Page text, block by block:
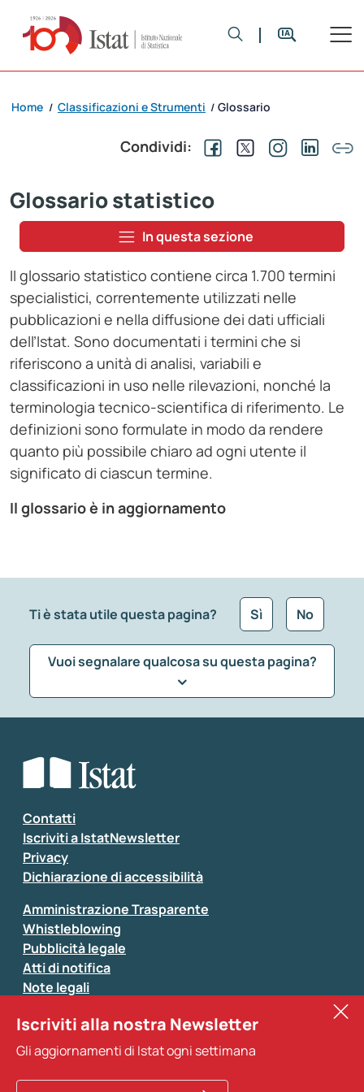
Home / Classificazioni e Strumenti / Glossario
Condividi:
Glossario statistico
In questa sezione
II glossario statistico contiene circa 1.700 termini
specialistici, correntemente utilizzati nelle
pubblicazioni e nella diffusione dei dati ufficiali
dell’Istat. Sono documentati i termini che si
riferiscono a unità di analisi, variabili e
classificazioni in uso nelle rilevazioni, nonché la
terminologia tecnico-scientifica di riferimento. Le
definizioni sono formulate in modo da rendere
quanto più possibile chiaro ad ogni utente il
significato di ciascun termine.
Il glossario è in aggiornamento
Ti è stata utile questa pagina? Sì No
Vuoi segnalare qualcosa su questa pagina?
Seleziona la tipologia della segnalazione
Inserisci il tuo commento
Si prega di non fornire dati di natura personale (ad
esempio dati di contatto). Per ogni altra comunicazione
Contatti
Iscriviti a IstatNewsletter
Privacy
Dichiarazione di accessibilità
Amministrazione Trasparente
Whistleblowing
Pubblicità legale
Atti di notifica
Note legali
Sistan
Altri servizi
Iscriviti alla nostra Newsletter
Gli aggiornamenti di Istat ogni settimana